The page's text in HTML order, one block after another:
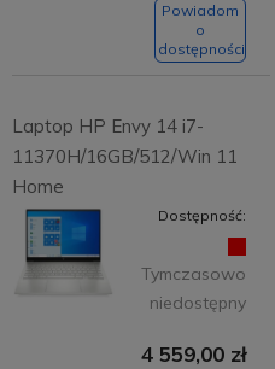
Powiadom
o
dostępności
Laptop HP Envy 14 i7-
11370H/16GB/512/Win 11
Home
Dostępność:
Tymczasowo
niedostępny
4 559,00 zł